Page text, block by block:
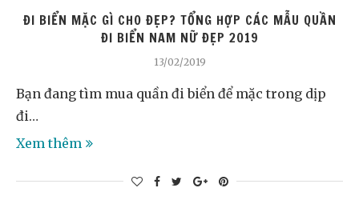
ĐI BIỂN MẶC GÌ CHO ĐẸP? TỔNG HỢP CÁC MẪU QUẦN
ĐI BIỂN NAM NỮ ĐẸP 2019
13/02/2019
Bạn đang tìm mua quần đi biển để mặc trong dịp
đi…
Xem thêm